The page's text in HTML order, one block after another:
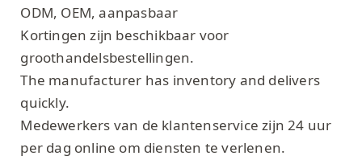
ODM, OEM, aanpasbaar
Kortingen zijn beschikbaar voor
groothandelsbestellingen.
The manufacturer has inventory and delivers
quickly.
Medewerkers van de klantenservice zijn 24 uur
per dag online om diensten te verlenen.